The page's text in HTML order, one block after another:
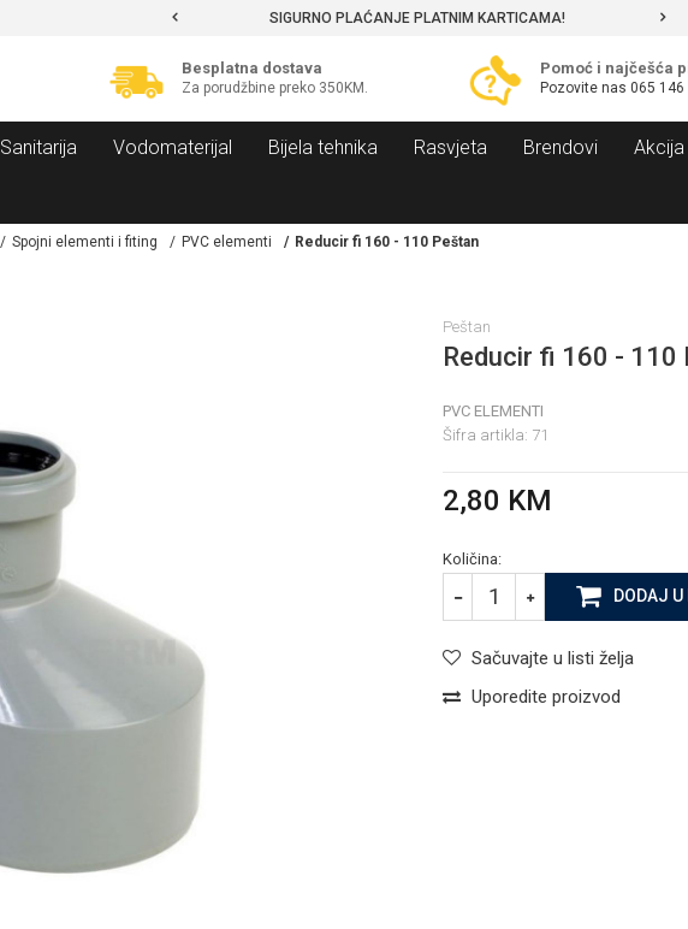
SIGURNO PLAĆANJE PLATNIM KARTICAMA!
Besplatna dostava
Za porudžbine preko 350KM.
Pomoć i najčešća
Pozovite nas 065 146
Sanitarija Vodomaterijal Bijela tehnika Rasvjeta Brendovi Akcija
Spojni elementi i fiting PVC elementi Reducir fi 160 - 110 Peštan
Peštan
Reducir fi 160 - 110
PVC ELEMENTI
Šifra artikla: 71
2,80 KM
Količina:
DODAJ U
Sačuvajte u listi želja
Uporedite proizvod